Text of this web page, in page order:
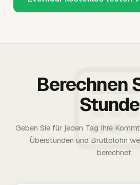
Berechnen
Geben Sie für jeden Tag Ihre
Überstunden und Bruttolohn
berechnet.